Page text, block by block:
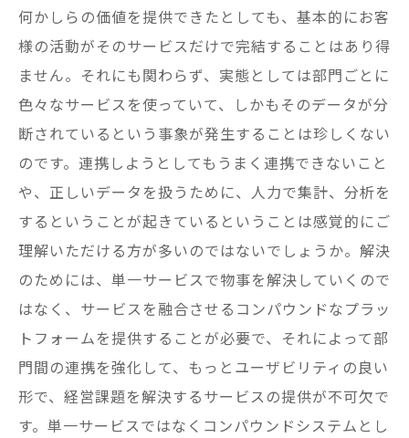
何かしらの価値を提供できたとしても、基本的にお客
様の活動がそのサービスだけで完結することはあり得
ません。それにも関わらず、実態としては部門ごとに
色々なサービスを使っていて、しかもそのデータが分
断されているという事象が発生することは珍しくない
のです。連携しようとしてもうまく連携できないこと
や、正しいデータを扱うために、人力で集計、分析を
するということが起きているということは感覚的にご
理解いただける方が多いのではないでしょうか。解決
のためには、単一サービスで物事を解決していくので
はなく、サービスを融合させるコンパウンドなプラッ
トフォームを提供することが必要で、それによって部
門間の連携を強化して、もっとユーザビリティの良い
形で、経営課題を解決するサービスの提供が不可欠で
す。単一サービスではなくコンパウンドシステムとし